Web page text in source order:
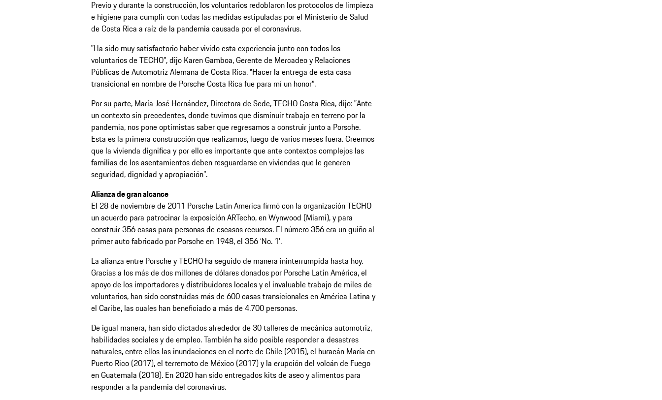
Previo y durante la construcción, los voluntarios redoblaron los protocolos de limpieza
e higiene para cumplir con todas las medidas estipuladas por el Ministerio de Salud
de Costa Rica a raíz de la pandemia causada por el coronavirus.
‟Ha sido muy satisfactorio haber vivido esta experiencia junto con todos los
voluntarios de TECHO”, dijo Karen Gamboa, Gerente de Mercadeo y Relaciones
Públicas de Automotriz Alemana de Costa Rica. ‟Hacer la entrega de esta casa
transicional en nombre de Porsche Costa Rica fue para mí un honor”.
Por su parte, María José Hernández, Directora de Sede, TECHO Costa Rica, dijo: ‟Ante
un contexto sin precedentes, donde tuvimos que disminuir trabajo en terreno por la
pandemia, nos pone optimistas saber que regresamos a construir junto a Porsche.
Esta es la primera construcción que realizamos, luego de varios meses fuera. Creemos
que la vivienda dignifica y por ello es importante que ante contextos complejos las
familias de los asentamientos deben resguardarse en viviendas que le generen
seguridad, dignidad y apropiación”.
Alianza de gran alcance
El 28 de noviembre de 2011 Porsche Latin America firmó con la organización TECHO
un acuerdo para patrocinar la exposición ARTecho, en Wynwood (Miami), y para
construir 356 casas para personas de escasos recursos. El número 356 era un guiño al
primer auto fabricado por Porsche en 1948, el 356 ‘No. 1’.
La alianza entre Porsche y TECHO ha seguido de manera ininterrumpida hasta hoy.
Gracias a los más de dos millones de dólares donados por Porsche Latin América, el
apoyo de los importadores y distribuidores locales y el invaluable trabajo de miles de
voluntarios, han sido construidas más de 600 casas transicionales en América Latina y
el Caribe, las cuales han beneficiado a más de 4.700 personas.
De igual manera, han sido dictados alrededor de 30 talleres de mecánica automotriz,
habilidades sociales y de empleo. También ha sido posible responder a desastres
naturales, entre ellos las inundaciones en el norte de Chile (2015), el huracán María en
Puerto Rico (2017), el terremoto de México (2017) y la erupción del volcán de Fuego
en Guatemala (2018). En 2020 han sido entregados kits de aseo y alimentos para
responder a la pandemia del coronavirus.